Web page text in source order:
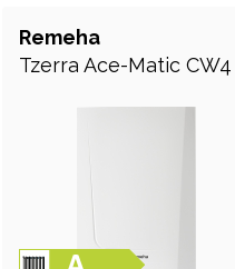
Remeha
Tzerra Ace-Matic CW4